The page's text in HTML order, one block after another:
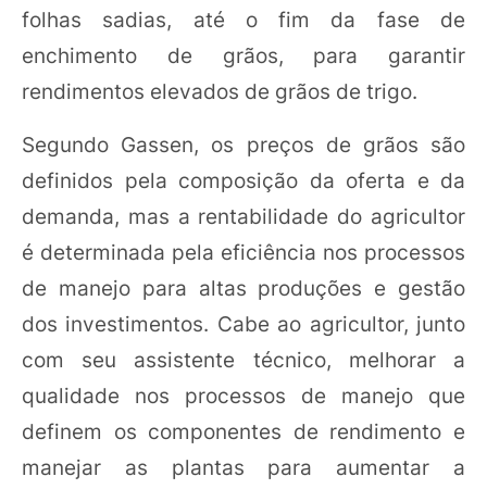
folhas sadias, até o fim da fase de
enchimento de grãos, para garantir
rendimentos elevados de grãos de trigo.
Segundo Gassen, os preços de grãos são
definidos pela composição da oferta e da
demanda, mas a rentabilidade do agricultor
é determinada pela eficiência nos processos
de manejo para altas produções e gestão
dos investimentos. Cabe ao agricultor, junto
com seu assistente técnico, melhorar a
qualidade nos processos de manejo que
definem os componentes de rendimento e
manejar as plantas para aumentar a